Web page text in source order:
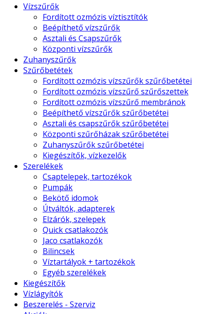
Vízszűrők
Fordított ozmózis víztisztítók
Beépíthető vízszűrők
Asztali és Csapszűrők
Központi vízszűrők
Zuhanyszűrők
Szűrőbetétek
Fordított ozmózis vízszűrők szűrőbetétei
Fordított ozmózis vízszűrő szűrőszettek
Fordított ozmózis vízszűrő membránok
Beépíthető vízszűrők szűrőbetétei
Asztali és csapszűrők szűrőbetétei
Központi szűrőházak szűrőbetétei
Zuhanyszűrők szűrőbetétei
Kiegészítők, vízkezelők
Szerelékek
Csaptelepek, tartozékok
Pumpák
Bekötő idomok
Útváltók, adapterek
Elzárók, szelepek
Quick csatlakozók
Jaco csatlakozók
Bilincsek
Víztartályok + tartozékok
Egyéb szerelékek
Kiegészítők
Vízlágyítók
Beszerelés - Szerviz